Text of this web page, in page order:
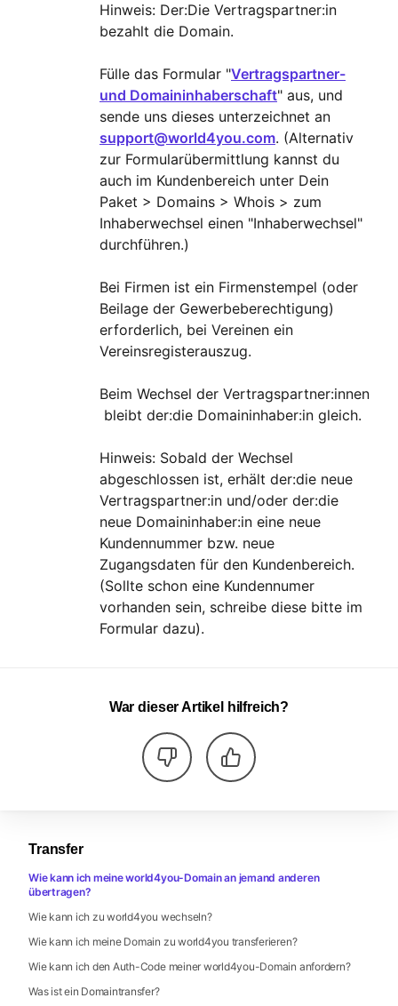
Hinweis: Der:Die Vertragspartner:in
bezahlt die Domain.
Fülle das Formular "Vertragspartner-
und Domaininhaberschaft" aus, und
sende uns dieses unterzeichnet an
support@world4you.com. (Alternativ
zur Formularübermittlung kannst du
auch im Kundenbereich unter Dein
Paket > Domains > Whois > zum
Inhaberwechsel einen "Inhaberwechsel"
durchführen.)
Bei Firmen ist ein Firmenstempel (oder
Beilage der Gewerbeberechtigung)
erforderlich, bei Vereinen ein
Vereinsregisterauszug.
Beim Wechsel der Vertragspartner:innen
bleibt der:die Domaininhaber:in gleich.
Hinweis: Sobald der Wechsel
abgeschlossen ist, erhält der:die neue
Vertragspartner:in und/oder der:die
neue Domaininhaber:in eine neue
Kundennummer bzw. neue
Zugangsdaten für den Kundenbereich.
(Sollte schon eine Kundennumer
vorhanden sein, schreibe diese bitte im
Formular dazu).
War dieser Artikel hilfreich?
Transfer
Wie kann ich meine world4you-Domain an jemand anderen
übertragen?
Wie kann ich zu world4you wechseln?
Wie kann ich meine Domain zu world4you transferieren?
Wie kann ich den Auth-Code meiner world4you-Domain anfordern?
Was ist ein Domaintransfer?